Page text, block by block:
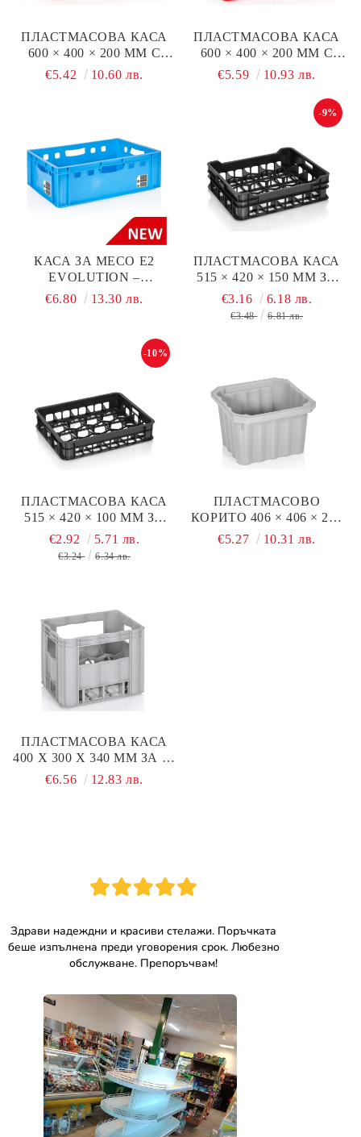
ПЛАСТМАСОВА КАСА
600 × 400 × 200 ММ С
ОТВОРЕНО ДЪНО И
€5.42 10.60 лв.
ПЛАСТМАСОВА КАСА
600 × 400 × 200 ММ С
ПЛЪТНО ДЪНО И
€5.59 10.93 лв.
КАСА ЗА МЕСО E2
EVOLUTION –
600×400×200 ММ,
€6.80 13.30 лв.
ПЛАСТМАСОВА КАСА
515 × 420 × 150 ММ ЗА
КИСЕЛО МЛЯКО
-9%
€3.16 6.18 лв.
€3.48 6.81 лв.
ПЛАСТМАСОВА КАСА
515 × 420 × 100 ММ ЗА
КИСЕЛО МЛЯКО
-10%
€2.92 5.71 лв.
€3.24 6.34 лв.
ПЛАСТМАСОВО
КОРИТО 406 × 406 × 265
ММ
€5.27 10.31 лв.
ПЛАСТМАСОВА КАСА
400 Х 300 Х 340 ММ ЗА 12
БУТИЛКИ ДО 1 ЛИТЪР
€6.56 12.83 лв.